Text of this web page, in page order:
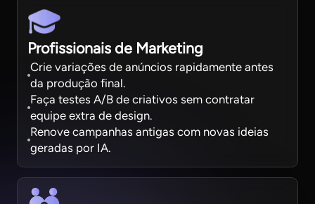
Profissionais de Marketing
Crie variações de anúncios rapidamente antes
da produção final.
Faça testes A/B de criativos sem contratar
equipe extra de design.
Renove campanhas antigas com novas ideias
geradas por IA.